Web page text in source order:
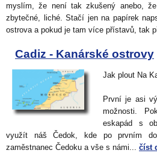
myslím, že není tak zkušený anebo,
zbytečné, liché. Stačí jen na papírek
ostrova a pokud je tam více přístavů, tak
Cadiz - Kanárské ostrovy
Jak plout Na
První je asi
možnosti.
eskapád s
využít náš Čedok, kde po prvním
zaměstnanec Čedoku a vše s námi... číst